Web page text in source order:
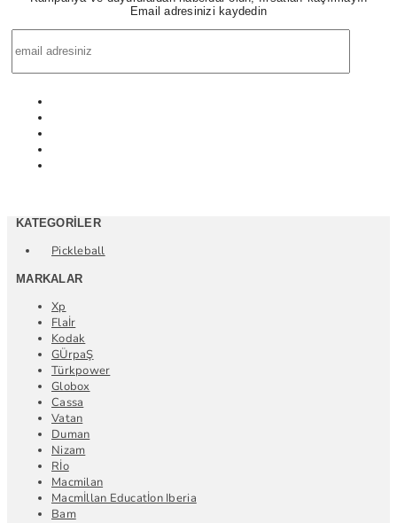
Email adresinizi kaydedin
KATEGORILER
Pickleball
MARKALAR
Xp
Flaİr
Kodak
GÜrpaŞ
Türkpower
Globox
Cassa
Vatan
Duman
Nizam
Rİo
Macmilan
Macmİllan Educatİon Iberia
Bam